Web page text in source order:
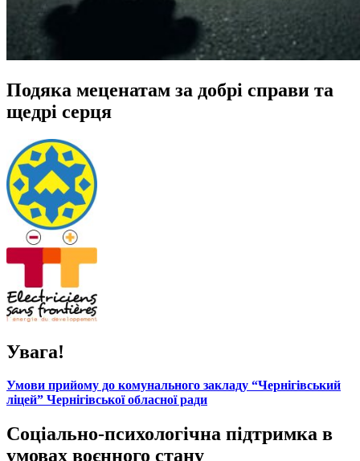
Подяка меценатам за добрі справи та
щедрі серця
Увага!
Умови прийому до комунального закладу “Чернігівський
ліцей” Чернігівської обласної ради
Соціально-психологічна підтримка в
умовах воєнного стану